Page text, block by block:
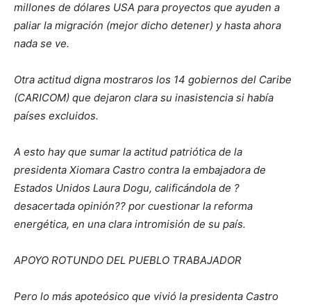
millones de dólares USA para proyectos que ayuden a
paliar la migración (mejor dicho detener) y hasta ahora
nada se ve.
Otra actitud digna mostraros los 14 gobiernos del Caribe
(CARICOM) que dejaron clara su inasistencia si había
países excluidos.
A esto hay que sumar la actitud patriótica de la
presidenta Xiomara Castro contra la embajadora de
Estados Unidos Laura Dogu, calificándola de ?
desacertada opinión?? por cuestionar la reforma
energética, en una clara intromisión de su país.
APOYO ROTUNDO DEL PUEBLO TRABAJADOR
Pero lo más apoteósico que vivió la presidenta Castro